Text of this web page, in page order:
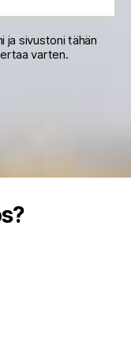
ja sivustoni tähän
varten.